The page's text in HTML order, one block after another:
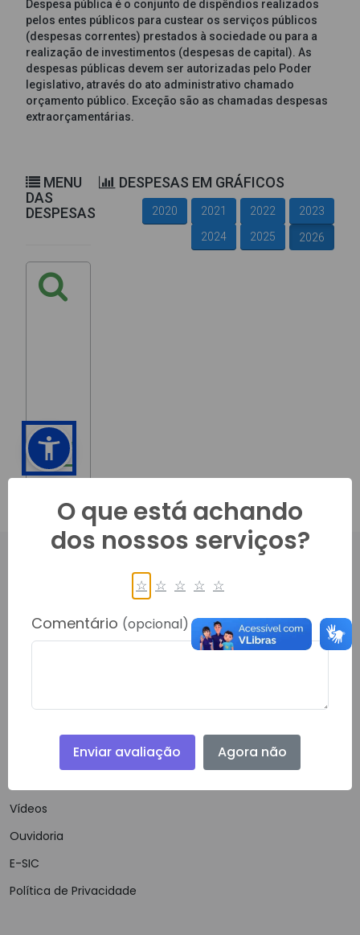
PRINCIPAL, 450, CENTRO
RONDOLANDIA- 78338000
Telefone: (66) 40622-778
Navegação
Vídeos
Ouvidoria
E-SIC
Política de Privacidade
O que está achando
dos nossos serviços?
☆ ☆ ☆ ☆ ☆
Comentário (opcional)
Enviar avaliação Agora não